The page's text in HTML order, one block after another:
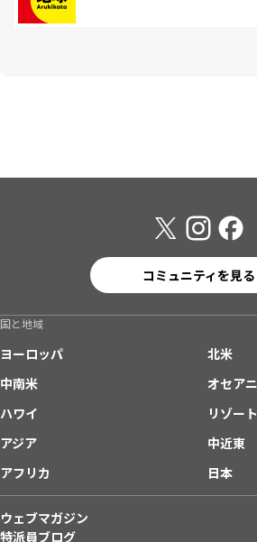
コミュニティを見る
国と地域
ヨーロッパ
北米
中南米
オセア
ハワイ
リゾート
アジア
中近東
アフリカ
日本
ウェブマガジン
特派員ブログ